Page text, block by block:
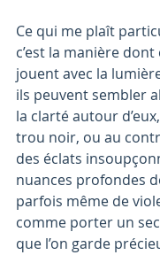
Ce qui me plaît
c’est la manière
jouent avec la
ils peuvent sembler
la clarté autour
trou noir, ou au
des éclats
nuances profondes
parfois même de
comme porter un
que l’on garde